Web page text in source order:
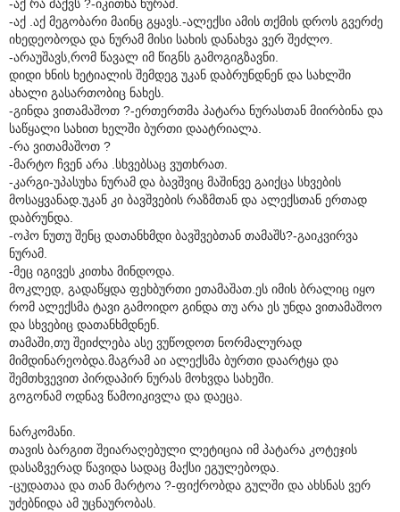
-აქ რა მაქვს ?-იკითხა ნურამ.
-აქ .აქ მეგობარი მაინც გყავს.-ალექსი ამის თქმის დროს გვერძე
იხედეობოდა და ნურამ მისი სახის დანახვა ვერ შეძლო.
-არაუშავს,რომ წავალ იმ წიგნს გამოგიგზავნი.
დიდი ხნის ხეტიალის შემდეგ უკან დაბრუნდნენ და სახლში
ახალი გასართობიც ნახეს.
-გინდა ვითამაშოთ ?-ერთერთმა პატარა ნურასთან მიირბინა და
საწყალი სახით ხელში ბურთი დაატრიალა.
-რა ვითამაშოთ ?
-მარტო ჩვენ არა .სხვებსაც ვუთხრათ.
-კარგი-უპასუხა ნურამ და ბავშვიც მაშინვე გაიქცა სხვების
მოსაყვანად.უკან კი ბავშვების რაზმთან და ალექსთან ერთად
დაბრუნდა.
-ოჰო ნუთუ შენც დათანხმდი ბავშვებთან თამაშს?-გაიკვირვა
ნურამ.
-მეც იგივეს კითხა მინდოდა.
მოკლედ, გადაწყდა ფეხბურთი ეთამაშათ.ეს იმის ბრალიც იყო
რომ ალექსმა ტავი გამოიდო გინდა თუ არა ეს უნდა ვითამაშოო
და სხვებიც დათანხმდნენ.
თამაში,თუ შეიძლება ასე ვუწოდოთ ნორმალურად
მიმდინარეობდა.მაგრამ აი ალექსმა ბურთი დაარტყა და
შემთხვევით პირდაპირ ნურას მოხვდა სახეში.
გოგონამ ოდნავ წამოიკივლა და დაეცა.
ნარკომანი.
თავის ბარგით შეიარაღებული ლეტიცია იმ პატარა კოტეჯის
დასაზვერად წავიდა სადაც მაქსი ეგულებოდა.
-ცუდათაა და თან მარტოა ?-ფიქრობდა გულში და ახსნას ვერ
უძებნიდა ამ უცნაურობას.